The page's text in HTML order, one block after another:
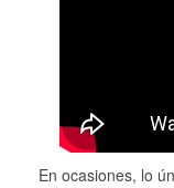
En ocasiones, lo